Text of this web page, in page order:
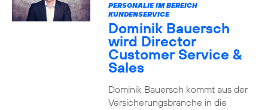
PERSONALIE IM BEREICH
KUNDENSERVICE
Dominik Bauersch
wird Director
Customer Service &
Sales
Dominik Bauersch kommt aus der
Versicherungsbranche in die